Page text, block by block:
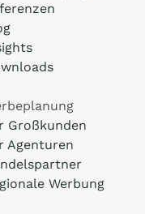
Großkunden
Agenturen
Werbung